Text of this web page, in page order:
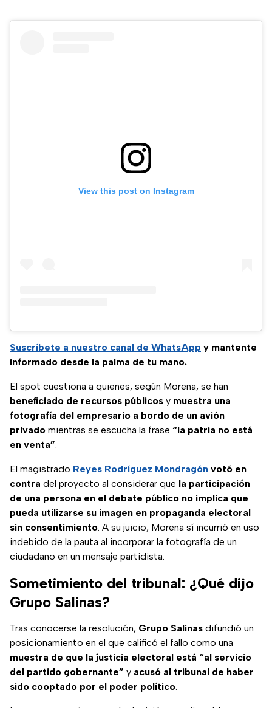
View this post on Instagram
Suscríbete a nuestro canal de WhatsApp y mantente
informado desde la palma de tu mano.
El spot cuestiona a quienes, según Morena, se han
beneficiado de recursos públicos y muestra una
fotografía del empresario a bordo de un avión
privado mientras se escucha la frase “la patria no está
en venta”.
El magistrado Reyes Rodríguez Mondragón votó en
contra del proyecto al considerar que la participación
de una persona en el debate público no implica que
pueda utilizarse su imagen en propaganda electoral
sin consentimiento. A su juicio, Morena sí incurrió en uso
indebido de la pauta al incorporar la fotografía de un
ciudadano en un mensaje partidista.
Sometimiento del tribunal: ¿Qué dijo
Grupo Salinas?
Tras conocerse la resolución, Grupo Salinas difundió un
posicionamiento en el que calificó el fallo como una
muestra de que la justicia electoral está “al servicio
del partido gobernante” y acusó al tribunal de haber
sido cooptado por el poder político.